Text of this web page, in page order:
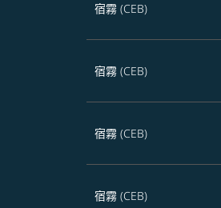
宿霧 (CEB)
宿霧 (CEB)
宿霧 (CEB)
宿霧 (CEB)